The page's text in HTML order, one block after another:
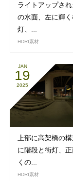
ライトアップされ
の水面、左に輝
灯、...
HDRI素材
JAN
19
2025
上部に高架橋の
に階段と街灯、
くの...
HDRI素材